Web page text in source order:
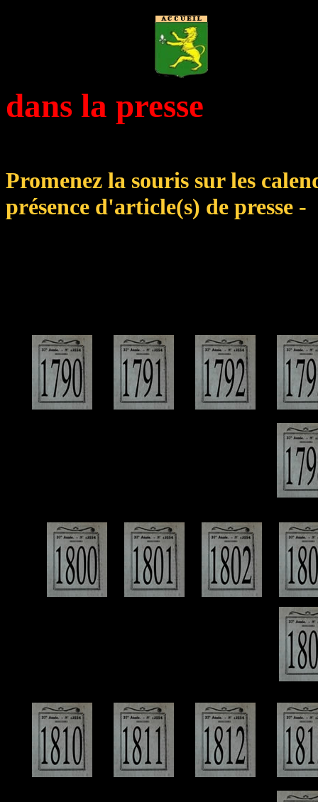
dans la presse
Promenez la souris sur les
présence d'article(s) de presse -